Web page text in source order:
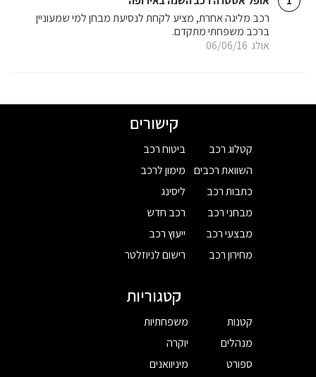
אולג 06/06/16
רכב מליגה אחרת, מציע לקחת לנסיעת מבחן למי שמעוניין
ברכב משפחתי מתקדם.
קישורים
קטלוג רכב
השוואת רכבים
כתבות רכב
מבחני רכב
מבצעי רכב
מחירון רכב
ביטוח רכב
מימון לרכב
ליסינג
רכב חדש
ייעוץ רכב
רישום לניוזלטר
קטגוריות
קטנות
מנהלים
ספורט
משפחתיות
יוקרה
מיניוואנים